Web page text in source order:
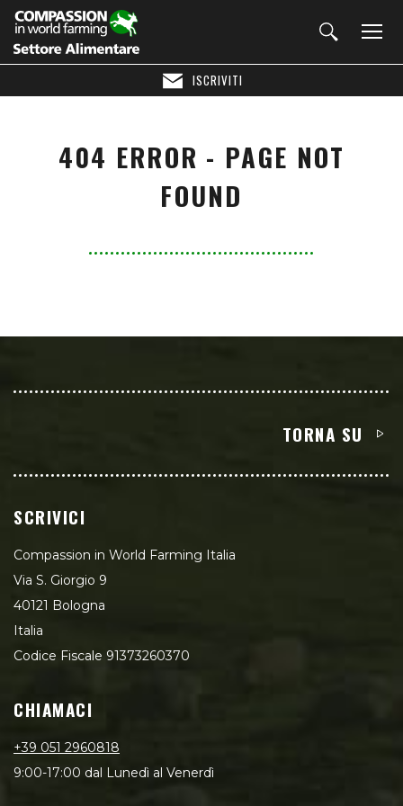
ISCRIVITI
404 ERROR - PAGE NOT
FOUND
TORNA SU
SCRIVICI
Compassion in World Farming Italia
Via S. Giorgio 9
40121 Bologna
Italia
Codice Fiscale 91373260370
CHIAMACI
+39 051 2960818
9:00-17:00 dal Lunedì al Venerdì